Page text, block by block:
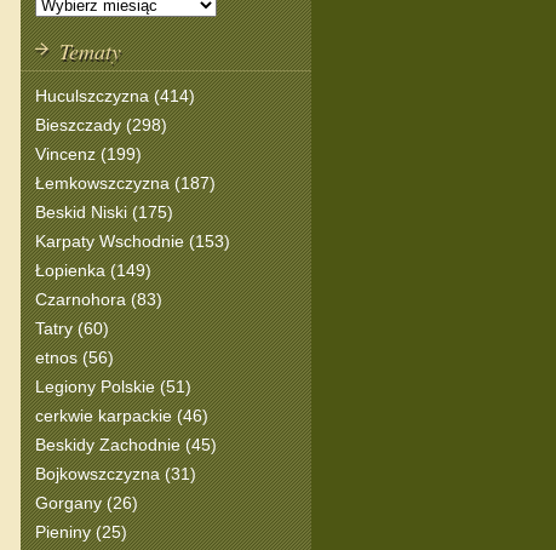
Tematy
Huculszczyzna (414)
Bieszczady (298)
Vincenz (199)
Łemkowszczyzna (187)
Beskid Niski (175)
Karpaty Wschodnie (153)
Łopienka (149)
Czarnohora (83)
Tatry (60)
etnos (56)
Legiony Polskie (51)
cerkwie karpackie (46)
Beskidy Zachodnie (45)
Bojkowszczyzna (31)
Gorgany (26)
Pieniny (25)